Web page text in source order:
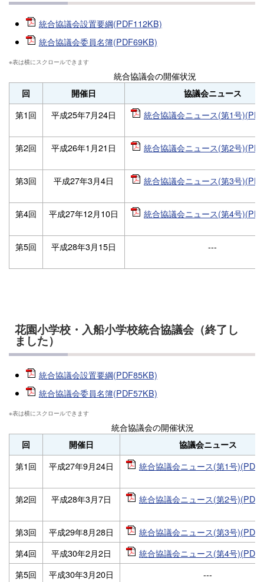
統合協議会設置要綱(PDF112KB)
統合協議会委員名簿(PDF69KB)
統合協議会の開催状況
回 開催日 協議会ニュース
第1回 平成25年7月24日 統合協議会ニュース(第1号
第2回 平成26年1月21日 統合協議会ニュース(第2号
第3回 平成27年3月4日 統合協議会ニュース(第3号
第4回 平成27年12月10日 統合協議会ニュース(第4号
第5回 平成28年3月15日 ---
花園小学校・入船小学校統合協議会（終了し
ました）
統合協議会設置要綱(PDF85KB)
統合協議会委員名簿(PDF57KB)
統合協議会の開催状況
回 開催日 協議会ニュース
第1回 平成27年9月24日 統合協議会ニュース(第1号
第2回 平成28年3月7日 統合協議会ニュース(第2号
第3回 平成29年8月28日
統合協議会ニュース(第3号
第4回
平成30年2月2日
統合協議会ニュース(第4号
第5回
平成30年3月20日 ---